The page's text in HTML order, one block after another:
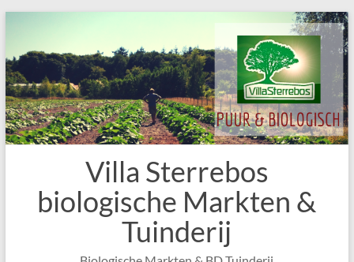
content
Villa Sterrebos
biologische Markten &
Tuinderij